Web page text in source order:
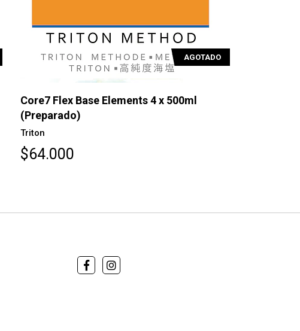
AGOTADO
Core7 Flex Base Elements 4 x 500ml
(Preparado)
Triton
$64.000